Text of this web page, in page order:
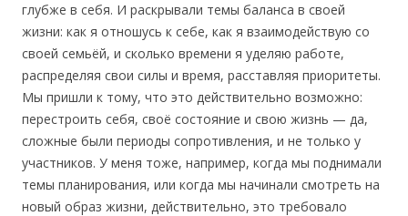
глубже в себя. И раскрывали темы баланса в своей
жизни: как я отношусь к себе, как я взаимодействую со
своей семьёй, и сколько времени я уделяю работе,
распределяя свои силы и время, расставляя приоритеты.
Мы пришли к тому, что это действительно возможно:
перестроить себя, своё состояние и свою жизнь — да,
сложные были периоды сопротивления, и не только у
участников. У меня тоже, например, когда мы поднимали
темы планирования, или когда мы начинали смотреть на
новый образ жизни, действительно, это требовало